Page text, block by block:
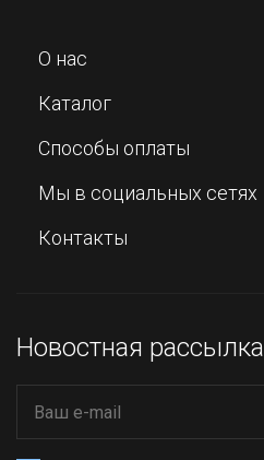
О нас
Каталог
Способы оплаты
Мы в социальных сетях
Контакты
Новостная рассылка